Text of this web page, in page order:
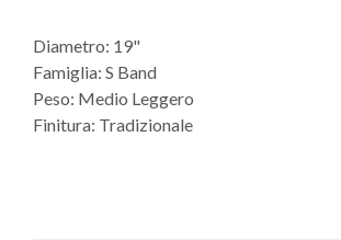
Diametro: 19"
Famiglia: S Band
Peso: Medio Leggero
Finitura: Tradizionale